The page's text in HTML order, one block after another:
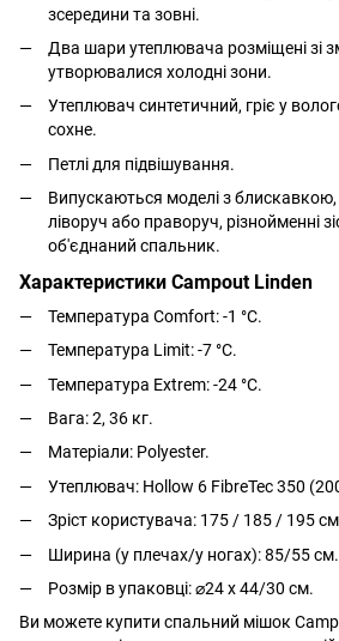
зсередини та зовні.
Два шари утеплювача розміщені зі
утворювалися холодні зони.
Утеплювач синтетичний, гріє у
сохне.
Петлі для підвішування.
Випускаються моделі з
ліворуч або праворуч, різнойменні
об'єднаний спальник.
Характеристики Campout Linden
Температура Comfort: -1 °C.
Температура Limit: -7 °C.
Температура Extrem: -24 °C.
Вага: 2, 36 кг.
Матеріали: Polyester.
Утеплювач: Hollow 6 FibreTec 350
Зріст користувача: 175 / 185 / 195
Ширина (у плечах/у ногах): 85/55 см.
Розмір в упаковці: ⌀24 x 44/30 см.
Ви можете купити спальний мішок